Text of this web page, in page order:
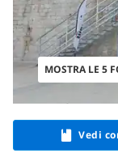
MOSTRA LE 5
Vedi